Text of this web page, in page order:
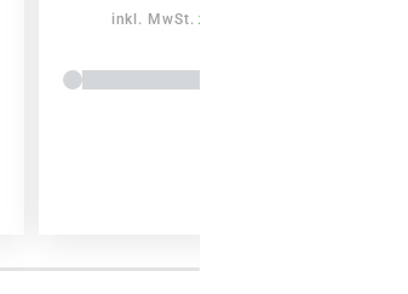
inkl. MwSt.zzgl. Versandkosten